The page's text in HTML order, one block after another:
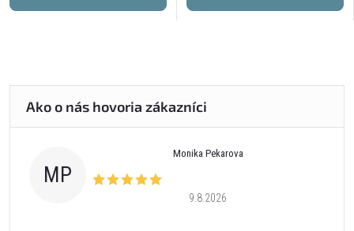
MP
Monika Pekarova
9.8.2026